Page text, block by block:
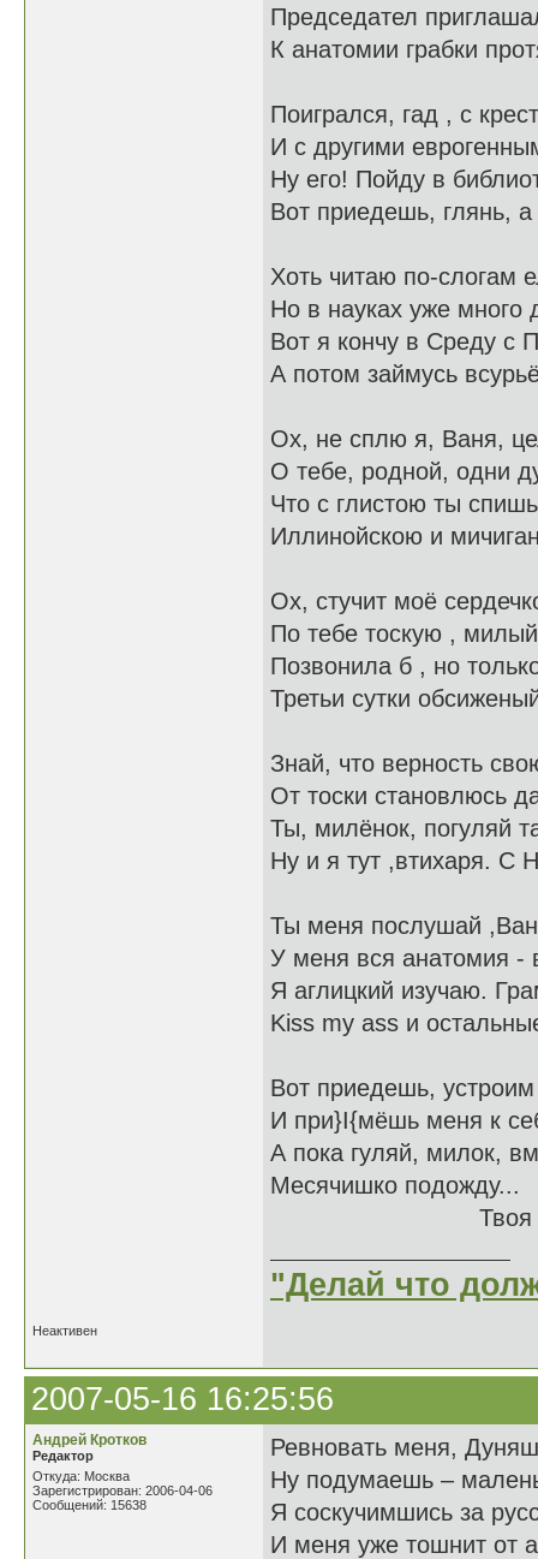
Председател
К анатомии грабки
Поигрался, гад , с
И с другими
Ну его! Пойду в
Вот приедешь, глянь,
Хоть читаю по-слогам
Но в науках уже много
Вот я кончу в Среду с
А потом займусь
Ох, не сплю я, Ваня,
О тебе, родной, одни
Что с глистою ты
Иллинойскою и
Ох, стучит моё
По тебе тоскую ,
Позвонила б , но
Третьи сутки
Знай, что верность
От тоски становлюсь
Ты, милёнок, погуляй
Ну и я тут ,втихаря. С
Ты меня послушай
У меня вся анатомия -
Я аглицкий изучаю.
Kiss my ass и
Вот приедешь,
И при}I{мёшь меня к
А пока гуляй, милок,
Месячишко подожду...
Твоя
"Делай что
Неактивен
2007-05-16 16:25:56
Андрей Кротков
Редактор
Откуда: Москва
Зарегистрирован: 2006-04-06
Сообщений: 15638
Ревновать меня,
Ну подумаешь –
Я соскучимшись за
И меня уже тошнит от